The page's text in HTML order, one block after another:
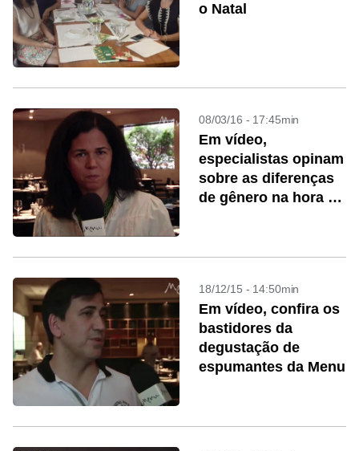
o Natal
08/03/16 - 17:45min
Em vídeo,
especialistas opinam
sobre as diferenças
de gênero na hora de
18/12/15 - 14:50min
Em vídeo, confira os
bastidores da
degustação de
espumantes da Menu